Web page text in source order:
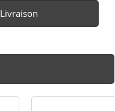
Livraison